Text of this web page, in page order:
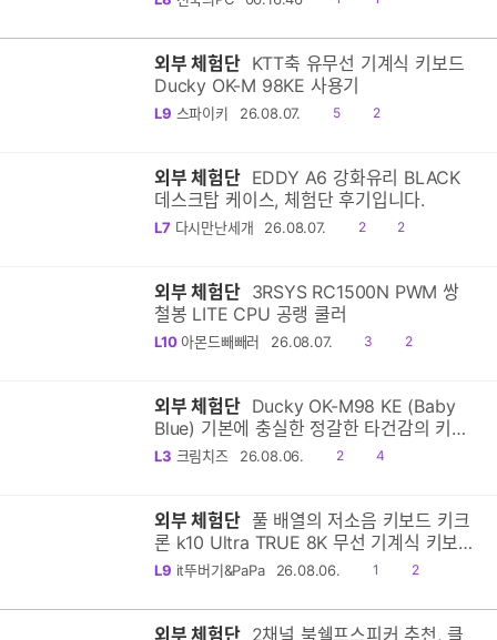
외부 체험단 KTT축 유무선 기계식 키보드
Ducky OK-M 98KE 사용기
L9 스파이키 26.08.07.
공
5
댓
2
외부 체험단 EDDY A6 강화유리 BLACK
데스크탑 케이스, 체험단 후기입니다.
L7 다시만난세개 26.08.07.
공
2
댓
2
외부 체험단 3RSYS RC1500N PWM 쌍
철봉 LITE CPU 공랭 쿨러
L10 아몬드빼빼러 26.08.07.
공
3
댓
2
외부 체험단 Ducky OK-M98 KE (Baby
Blue) 기본에 충실한 정갈한 타건감의 키보
드
L3 크림치즈 26.08.06.
공
2
댓
4
외부 체험단 풀 배열의 저소음 키보드 키크
론 k10 Ultra TRUE 8K 무선 기계식 키보드
리뷰
L9 it뚜버기&PaPa 26.08.06.
공1
댓
2
외부 체험단 2채널 북쉘프스피커 추천, 클